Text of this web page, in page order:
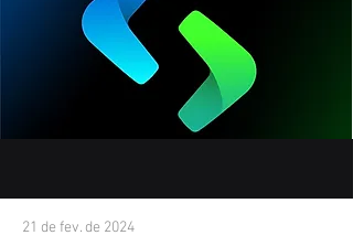
21 de fev. de 2024